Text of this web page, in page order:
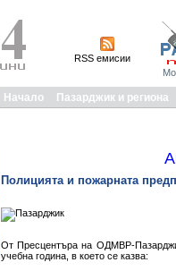
RSS емисии
Начало Пазарджик и региона
Полицията и пожарната
От Пресцентъра на ОДМВР-
учебна година, в което се казва: